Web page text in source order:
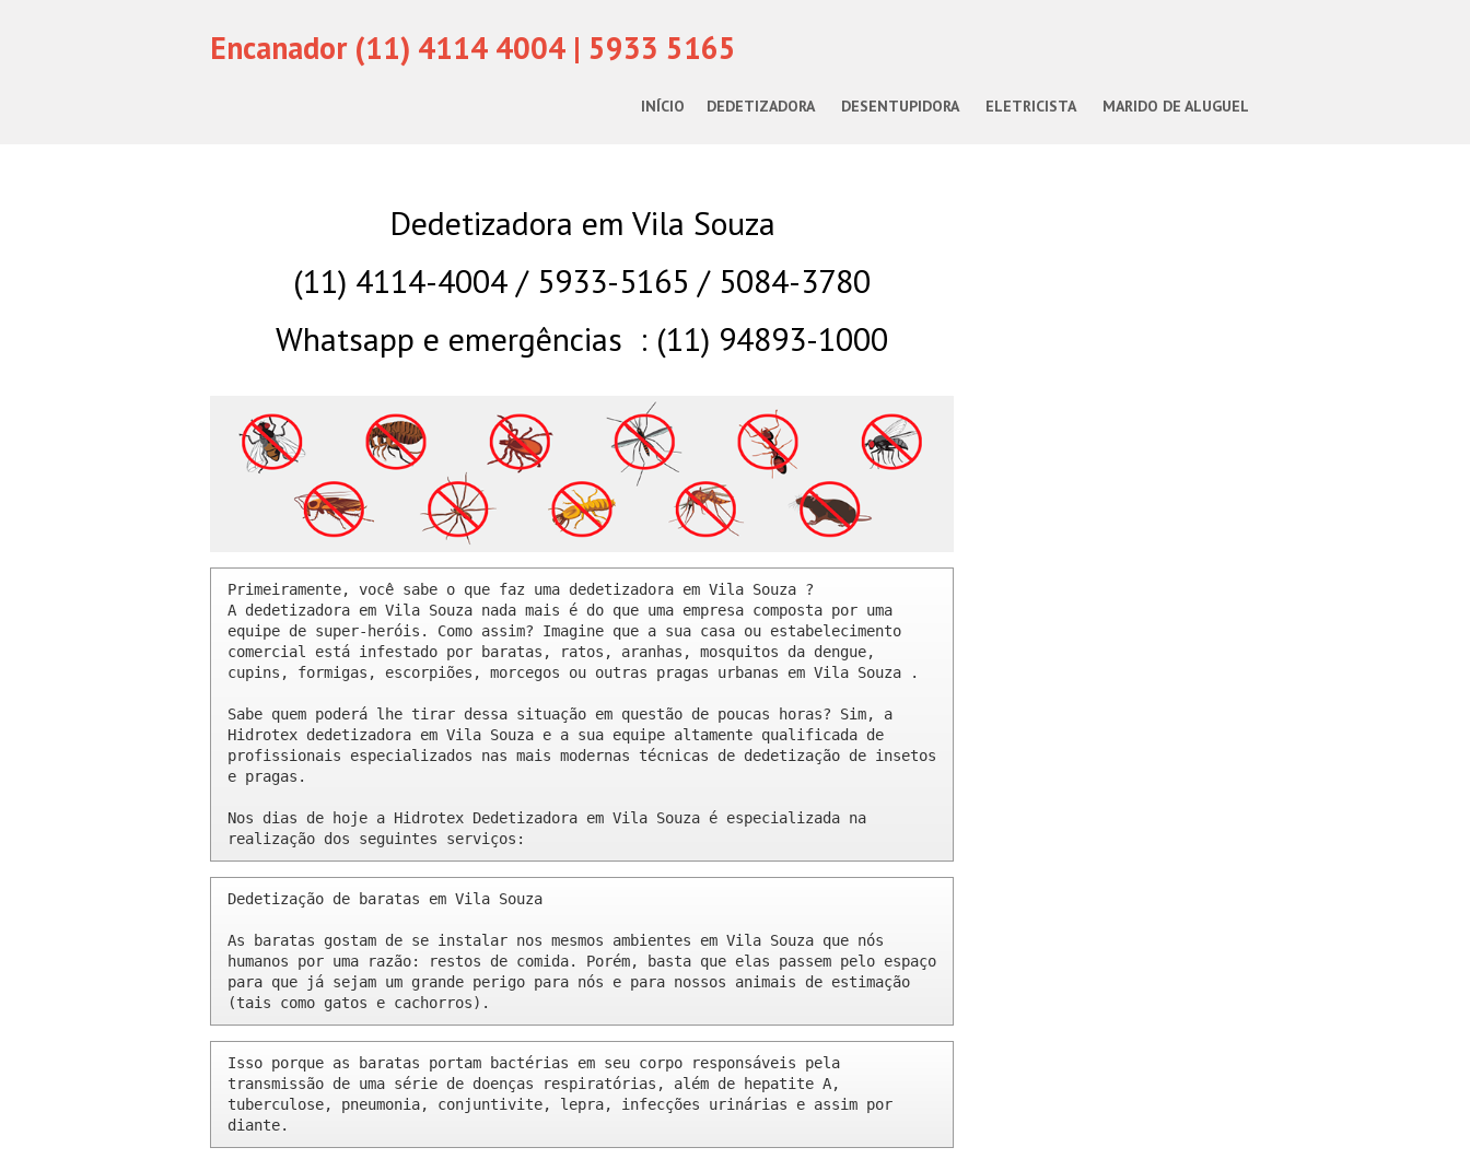
Encanador (11) 4114 4004 | 5933 5165
INÍCIO DEDETIZADORA DESENTUPIDORA ELETRICISTA MARIDO DE ALUGUEL
Dedetizadora em Vila Souza
(11) 4114-4004 / 5933-5165 / 5084-3780
Whatsapp e emergências : (11) 94893-1000
Primeiramente, você sabe o que faz uma dedetizadora em Vila Souza ?
A dedetizadora em Vila Souza nada mais é do que uma empresa composta por uma
equipe de super-heróis. Como assim? Imagine que a sua casa ou estabelecimento
comercial está infestado por baratas, ratos, aranhas, mosquitos da dengue,
cupins, formigas, escorpiões, morcegos ou outras pragas urbanas em Vila Souza .
Sabe quem poderá lhe tirar dessa situação em questão de poucas horas? Sim, a
Hidrotex dedetizadora em Vila Souza e a sua equipe altamente qualificada de
profissionais especializados nas mais modernas técnicas de dedetização de insetos
e pragas.
Nos dias de hoje a Hidrotex Dedetizadora em Vila Souza é especializada na
realização dos seguintes serviços:
Dedetização de baratas em Vila Souza
As baratas gostam de se instalar nos mesmos ambientes em Vila Souza que nós
humanos por uma razão: restos de comida. Porém, basta que elas passem pelo espaço
para que já sejam um grande perigo para nós e para nossos animais de estimação
(tais como gatos e cachorros).
Isso porque as baratas portam bactérias em seu corpo responsáveis pela
transmissão de uma série de doenças respiratórias, além de hepatite A,
tuberculose, pneumonia, conjuntivite, lepra, infecções urinárias e assim por
diante.